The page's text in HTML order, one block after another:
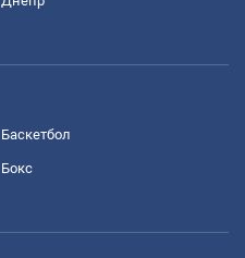
Баскетбол
Бокс